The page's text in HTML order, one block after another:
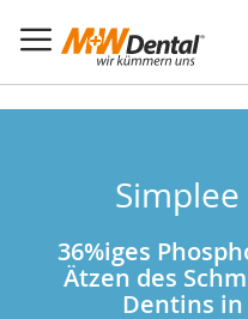
Simplee
36%iges
Ätzen des
Dentins